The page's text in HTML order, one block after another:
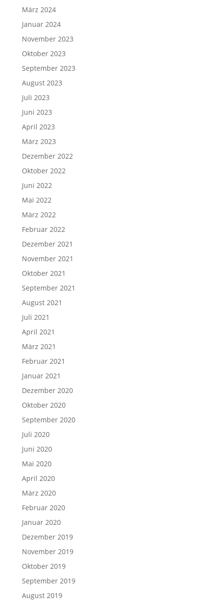
März 2024
Januar 2024
November 2023
Oktober 2023
September 2023
August 2023
Juli 2023
Juni 2023
April 2023
März 2023
Dezember 2022
Oktober 2022
Juni 2022
Mai 2022
März 2022
Februar 2022
Dezember 2021
November 2021
Oktober 2021
September 2021
August 2021
Juli 2021
April 2021
März 2021
Februar 2021
Januar 2021
Dezember 2020
Oktober 2020
September 2020
Juli 2020
Juni 2020
Mai 2020
April 2020
März 2020
Februar 2020
Januar 2020
Dezember 2019
November 2019
Oktober 2019
September 2019
August 2019